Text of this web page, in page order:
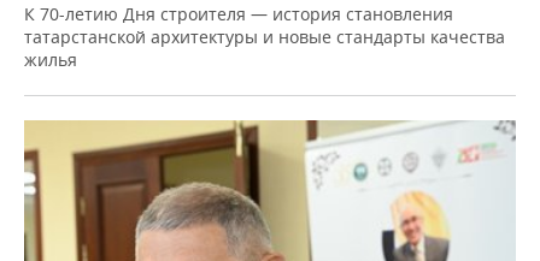
К 70-летию Дня строителя — история становления
татарстанской архитектуры и новые стандарты качества
жилья